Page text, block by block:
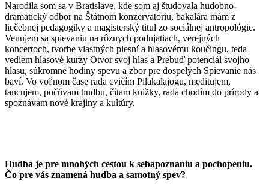
Narodila som sa v Bratislave, kde som aj študovala hudobno-
dramatický odbor na Štátnom konzervatóriu, bakalára mám z
liečebnej pedagogiky a magisterský titul zo sociálnej antropológie.
Venujem sa spievaniu na rôznych podujatiach, verejných
koncertoch, tvorbe vlastných piesní a hlasovému koučingu, teda
vediem hlasové kurzy Otvor svoj hlas a Prebuď potenciál svojho
hlasu, súkromné hodiny spevu a zbor pre dospelých Spievanie nás
baví. Vo voľnom čase rada cvičím Pilakalajogu, meditujem,
tancujem, počúvam hudbu, čítam knižky, rada chodím do prírody a
spoznávam nové krajiny a kultúry.
Hudba je pre mnohých cestou k sebapoznaniu a pochopeniu.
Čo pre vás znamená hudba a samotný spev?